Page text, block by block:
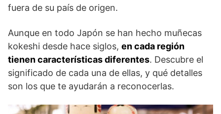
fuera de su país de origen.
Aunque en todo Japón se han hecho muñecas
kokeshi desde hace siglos, en cada región
tienen características diferentes. Descubre el
significado de cada una de ellas, y qué detalles
son los que te ayudarán a reconocerlas.